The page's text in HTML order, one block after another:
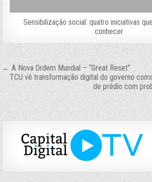
Sensibilização social: quatro iniciativas
conhecer
Navegação
de
Post
← A Nova Ordem Mundial – “Great Reset”
TCU vê transformação digital do governo
de prédio com